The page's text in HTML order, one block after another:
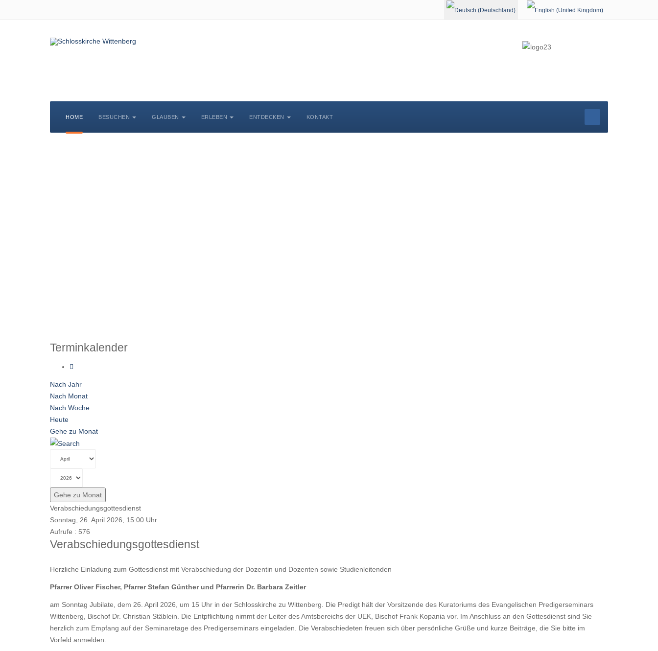
Sprache auswählen
HOME BESUCHEN GLAUBEN ERLEBEN ENTDECKEN KONTAKT
Terminkalender
Nach Jahr
Nach Monat
Nach Woche
Heute
Gehe zu Monat
Gehe zu Monat
Verabschiedungsgottesdienst
Sonntag, 26. April 2026, 15:00 Uhr
Aufrufe : 576
Verabschiedungsgottesdienst
Herzliche Einladung zum Gottesdienst mit Verabschiedung der Dozentin und Dozenten sowie Studienleitenden
Pfarrer Oliver Fischer, Pfarrer Stefan Günther und Pfarrerin Dr. Barbara Zeitler
am Sonntag Jubilate, dem 26. April 2026, um 15 Uhr in der Schlosskirche zu Wittenberg. Die Predigt hält der Vorsitzende des Kuratoriums des Evangelischen Predigerseminars
Wittenberg, Bischof Dr. Christian Stäblein. Die Entpflichtung nimmt der Leiter des Amtsbereichs der UEK, Bischof Frank Kopania vor. Im Anschluss an den Gottesdienst sind Sie
herzlich zum Empfang auf der Seminaretage des Predigerseminars eingeladen. Die Verabschiedeten freuen sich über persönliche Grüße und kurze Beiträge, die Sie bitte im
Vorfeld anmelden.